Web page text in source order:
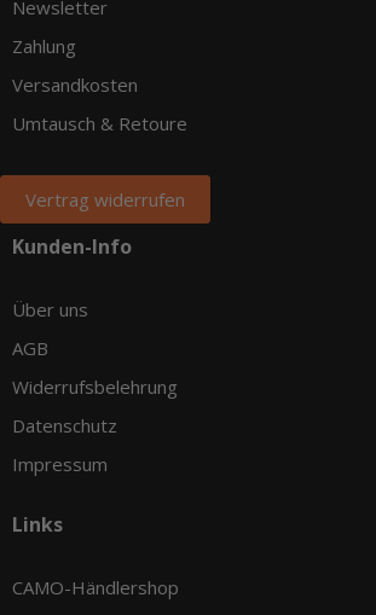
Newsletter
Zahlung
Versandkosten
Umtausch & Retoure
Vertrag widerrufen
Kunden-Info
Über uns
AGB
Widerrufsbelehrung
Datenschutz
Impressum
Links
CAMO-Händlershop